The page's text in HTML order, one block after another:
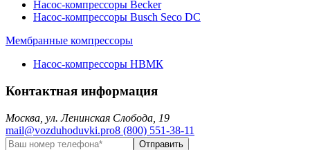
Насос-компрессоры Becker
Насос-компрессоры Busch Seco DC
Мембранные компрессоры
Насос-компрессоры НВМК
Контактная информация
Москва, ул. Ленинская Слобода, 19
mail@vozduhoduvki.pro8 (800) 551-38-11